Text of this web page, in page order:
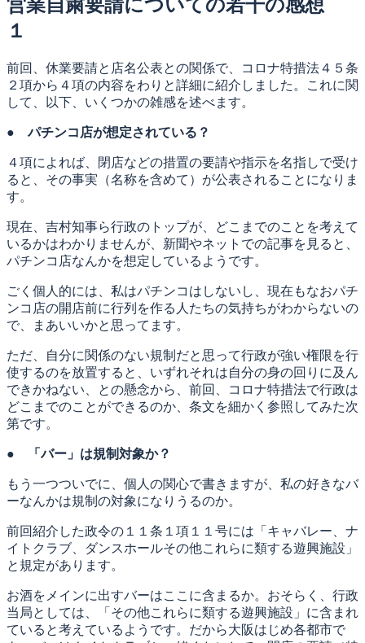
営業自粛要請についての若干の感想
１
前回、休業要請と店名公表との関係で、コロナ特措法４５条
２項から４項の内容をわりと詳細に紹介しました。これに関
して、以下、いくつかの雑感を述べます。
●パチンコ店が想定されている？
４項によれば、閉店などの措置の要請や指示を名指しで受け
ると、その事実（名称を含めて）が公表されることになりま
す。
現在、吉村知事ら行政のトップが、どこまでのことを考えて
いるかはわかりませんが、新聞やネットでの記事を見ると、
パチンコ店なんかを想定しているようです。
ごく個人的には、私はパチンコはしないし、現在もなおパチ
ンコ店の開店前に行列を作る人たちの気持ちがわからないの
で、まあいいかと思ってます。
ただ、自分に関係のない規制だと思って行政が強い権限を行
使するのを放置すると、いずれそれは自分の身の回りに及ん
できかねない、との懸念から、前回、コロナ特措法で行政は
どこまでのことができるのか、条文を細かく参照してみた次
第です。
● 「バー」は規制対象か？
もう一つついでに、個人の関心で書きますが、私の好きなバ
ーなんかは規制の対象になりうるのか。
前回紹介した政令の１１条１項１１号には「キャバレー、ナ
イトクラブ、ダンスホールその他これらに類する遊興施設」
と規定があります。
お酒をメインに出すバーはここに含まるか。おそらく、行政
当局としては、「その他これらに類する遊興施設」に含まれ
ていると考えているようです。だから大阪はじめ各都市で